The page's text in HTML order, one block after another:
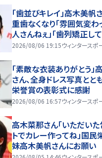
「歯並びキレイ」高木美
重歯なくなり「雰囲気変わ
人さんねぇ」「歯列矯正し
2026/08/06 19:15ウィンタースポ
「素敵な衣装ありがとう」
さん、全身ドレス写真とと
栄誉賞の表彰式に感謝
2026/08/06 16:57ウィンタースポ
高木菜那さん「いただい
トでカレー作ってね」国
妹高木美帆さんにお願い